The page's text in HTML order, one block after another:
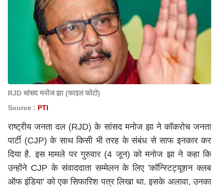
RJD सांसद मनोज झा (फाइल फोटो)
Source : PTI
राष्ट्रीय जनता दल (RJD) के सांसद मनोज झा ने कॉकरोच जनता
पार्टी (CJP) के साथ किसी भी तरह के संबंध से साफ इनकार कर
दिया है. इस मामले पर गुरुवार (4 जून) को मनोज झा ने कहा कि
उन्होंने CJP के संवाददाता सम्मेलन के लिए 'कॉन्स्टिट्यूशन क्लब
ऑफ इंडिया' को एक सिफारिश पत्र लिखा था. इसके अलावा, उनका